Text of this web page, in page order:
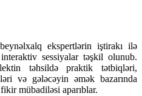
ekspertlərin iştirakı ilə
sessiyalar təşkil olunub.
təhsildə praktik tətbiqləri,
və gələcəyin əmək bazarında
mübadiləsi aparıblar.